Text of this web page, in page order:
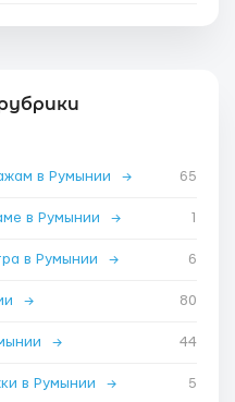
в Румынии → 65
в Румынии → 1
в Румынии → 6
→ 80
→ 44
в Румынии → 5